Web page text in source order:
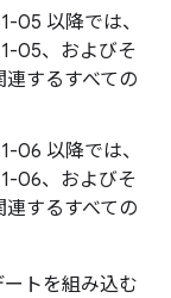
05 以降では、
05、およびそ
するすべての
06 以降では、
06、およびそ
するすべての
トを組み込む